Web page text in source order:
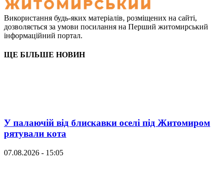
Використання будь-яких матеріалів, розміщених на сайті,
дозволяється за умови посилання на Перший житомирський
інформаційний портал.
ЩЕ БІЛЬШЕ НОВИН
У палаючій від блискавки оселі під Житомиром
рятували кота
07.08.2026 - 15:05